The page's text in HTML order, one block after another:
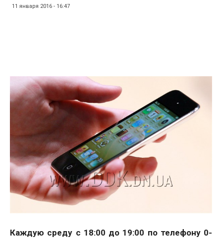
11 января 2016 - 16:47
Каждую среду с 18:00 до 19:00 по телефону 0-